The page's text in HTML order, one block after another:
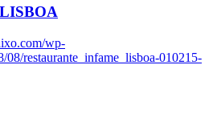
wp-
08/restaurante_infame_lisboa-010215-